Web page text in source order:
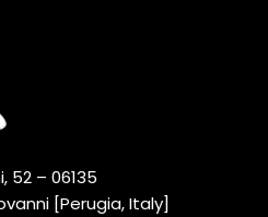
52 – 06135
[Perugia, Italy]